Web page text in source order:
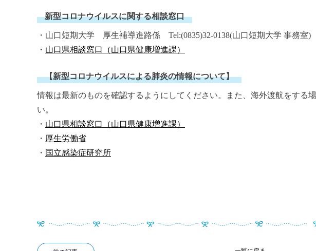
新型コロナウイルスに関する相談窓口
・山口短期大学 厚生補導進路係 Tel:(0835)32-0138(山口短期大学 事務室)
・ 山口県相談窓口（山口県健康増進課）
【新型コロナウイルスによる肺炎の情報について】
情報は最新のものを確認するようにしてください。また、海外渡航をする
い。
・ 山口県相談窓口（山口県健康増進課）
・ 厚生労働省
・ 国立感染症研究所